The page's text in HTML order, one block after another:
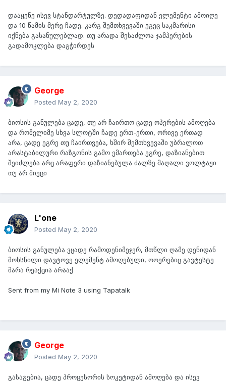
დააყენე ისევ სტანდარტულზე. დედადაფიდან ელემენტი ამოიღე
და 10 წამის მერე ჩადე. კარგ შემთხვევაში ეგეც საკმარისი
იქნება გასანულებლად. თუ არადა შესაძლოა ჯამპერების
გადამოკლება დაგჭირდეს
George
Posted May 2, 2020
ბიოსის განულება ცადე, თუ არ ჩაირთო ცადე ოპერების ამოღება
და რომელიმე სხვა სლოტში ჩადე ერთ-ერთი, ორივე ერთად
არა, ცადე ეგრე თუ ჩაირთვება, ხშირ შემთხვევაში უბრალოთ
არასტაბილური რაზგონის გამო ემართება ეგრე, დაზიანებით
შეიძლება არც არაფერი დაზიანებულა ძალზე მაღალი ვოლტაჟი
თუ არ მიეცი
L'one
Posted May 2, 2020
ბიოსის განულება ვცადე რამოდენიმეჯერ, მთწლი ღამე დენიდან
მოხსნილი დავტოვე ელემენტ ამოღებული, ოოერებიც გავტესტე
მარა რეაქცია არააქ
Sent from my Mi Note 3 using Tapatalk
George
Posted May 2, 2020
გასაგებია, ცადე პროცესორის სოკეტიდან ამოღება და ისევ